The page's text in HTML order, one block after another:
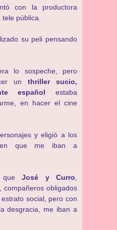
con la productora
tele pública.
su peli pensando
lo sospeche, pero
un thriller sucio,
español estaba
en hacer el cine
y eligió a los
en que me iban a
queJosé y Curro
compañeros obligados
social, pero con
desgracia, me iban a